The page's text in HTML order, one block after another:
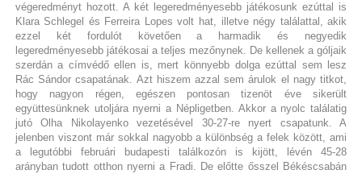
végeredményt hozott. A két legeredményesebb játékosunk ezúttal is
Klara Schlegel és Ferreira Lopes volt hat, illetve négy találattal, akik
ezzel két fordulót követően a harmadik és negyedik
legeredményesebb játékosai a teljes mezőnynek. De kellenek a góljaik
szerdán a címvédő ellen is, mert könnyebb dolga ezúttal sem lesz
Rác Sándor csapatának. Azt hiszem azzal sem árulok el nagy titkot,
hogy nagyon régen, egészen pontosan tizenöt éve sikerült
együttesünknek utoljára nyerni a Népligetben. Akkor a nyolc találatig
jutó Olha Nikolayenko vezetésével 30-27-re nyert csapatunk. A
jelenben viszont már sokkal nagyobb a különbség a felek között, ami
a legutóbbi februári budapesti találkozón is kijött, lévén 45-28
arányban tudott otthon nyerni a Fradi. De előtte ősszel Békéscsabán